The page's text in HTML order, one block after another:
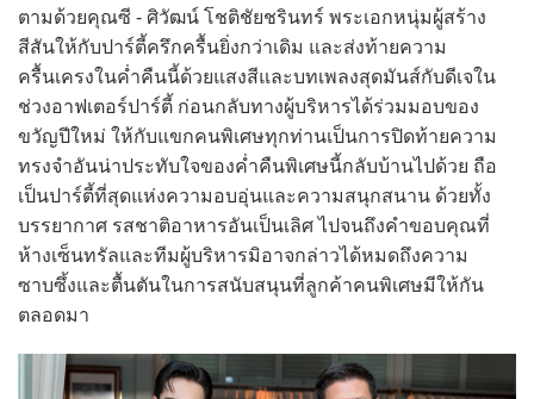
ตามด้วยคุณซี - ศิวัฒน์ โชติชัยชรินทร์ พระเอกหนุ่มผู้สร้าง
สีสันให้กับปาร์ตี้ครึกครื้นยิ่งกว่าเดิม และส่งท้ายความ
ครื้นเครงในค่ำคืนนี้ด้วยแสงสีและบทเพลงสุดมันส์กับดีเจใน
ช่วงอาฟเตอร์ปาร์ตี้ ก่อนกลับทางผู้บริหารได้ร่วมมอบของ
ขวัญปีใหม่ ให้กับแขกคนพิเศษทุกท่านเป็นการปิดท้ายความ
ทรงจำอันน่าประทับใจของค่ำคืนพิเศษนี้กลับบ้านไปด้วย ถือ
เป็นปาร์ตี้ที่สุดแห่งความอบอุ่นและความสนุกสนาน ด้วยทั้ง
บรรยากาศ รสชาติอาหารอันเป็นเลิศ ไปจนถึงคำขอบคุณที่
ห้างเซ็นทรัลและทีมผู้บริหารมิอาจกล่าวได้หมดถึงความ
ซาบซึ้งและตื้นตันในการสนับสนุนที่ลูกค้าคนพิเศษมีให้กัน
ตลอดมา